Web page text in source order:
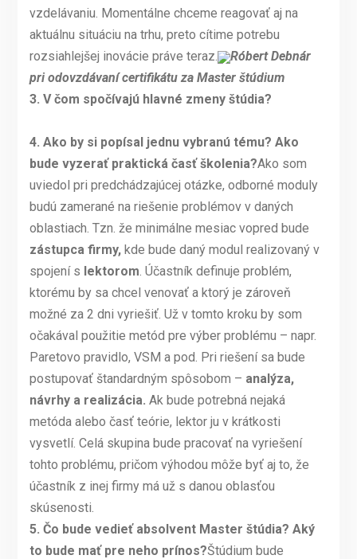
vzdelávaniu. Momentálne chceme reagovať aj na
aktuálnu situáciu na trhu, preto cítime potrebu
rozsiahlejšej inovácie práve teraz.
Róbert Debnár
pri odovzdávaní certifikátu za Master štúdium
3. V čom spočívajú hlavné zmeny štúdia?
4. Ako by si popísal jednu vybranú tému? Ako
bude vyzerať praktická časť školenia?Ako som
uviedol pri predchádzajúcej otázke, odborné moduly
budú zamerané na riešenie problémov v daných
oblastiach. Tzn. že minimálne mesiac vopred bude
zástupca firmy,kde bude daný modul realizovaný v
spojení s lektorom . Účastník definuje problém,
ktorému by sa chcel venovať a ktorý je zároveň
možné za 2 dni vyriešiť. Už v tomto kroku by som
očakával použitie metód pre výber problému – napr.
Paretovo pravidlo, VSM a pod. Pri riešení sa bude
postupovať štandardným spôsobom – analýza,
návrhy a realizácia. Ak bude potrebná nejaká
metóda alebo časť teórie, lektor ju v krátkosti
vysvetlí. Celá skupina bude pracovať na vyriešení
tohto problému, pričom výhodou môže byť aj to, že
účastník z inej firmy má už s danou oblasťou
skúsenosti.
5. Čo bude vedieť absolvent Master štúdia? Aký
to bude mať pre neho prínos?Štúdium bude